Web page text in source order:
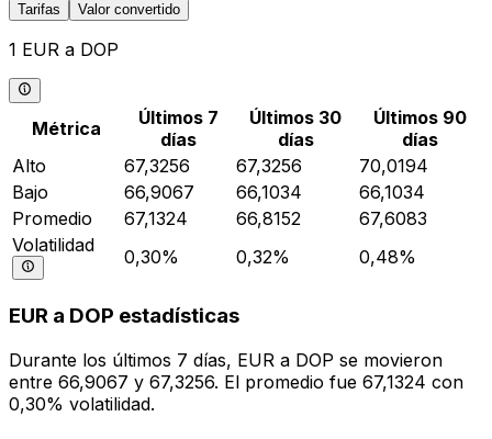
Tarifas Valor convertido
1 EUR a DOP
Métrica
Últimos 7
días
Últimos 30
días
Últimos 90
días
Alto
67,3256 67,3256
70,0194
Bajo
66,9067 66,1034
66,1034
Promedio
67,1324 66,8152
67,6083
Volatilidad
0,30% 0,32% 0,48%
EUR a DOP estadísticas
Durante los últimos 7 días, EUR a DOP se movieron
entre 66,9067 y 67,3256. El promedio fue 67,1324 con
0,30% volatilidad.